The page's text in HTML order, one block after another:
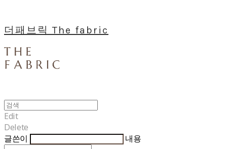
더패브릭 The fabric
Edit
Delete
글쓴이
내용